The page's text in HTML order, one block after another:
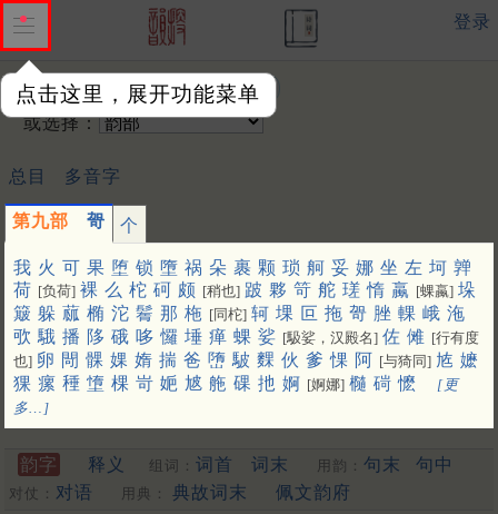
点击这里，展开功能菜单
登录
输入韵字：
或选择：
总目 多音字
第九部 哿 个
我 火 可 果 堕 锁 墮 祸 朵 裹 颗 琐 舸 妥 娜 坐 左 坷 亸
荷 [负荷] 裸 么 柁 砢 颇 [稍也] 跛 夥 笴 舵 瑳 惰 蠃 [蜾蠃] 垛
簸 躲 蓏 椭 沱 鬌 那 柂 [同柁] 轲 堁 叵 拖 哿 脞 輠 峨 沲
㰤 騀 播 陊 硪 哆 㦬 埵 瘅 蜾 娑 [馺娑，汉殿名] 佐 傩 [行有度
也] 卵 閜 髁 婐 媠 揣 爸 嶞 駊 䴹 伙 爹 惈 阿 [与猗同] 㝾 嬷
猓 瘰 䅜 墯 棵 岢 㛂 㝿 䑨 䂺 扡 婀 [婀娜] 㰐 碋 懡
[更
多…]
韵字 释义 组词： 词首 词末 用韵： 句末 句中
对仗： 对语 用典： 典故词末 佩文韵府